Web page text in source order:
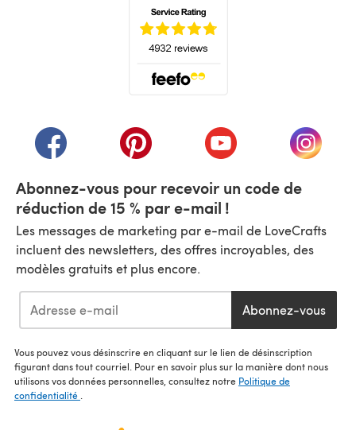
(s'ouvre dans un nouvel onglet)
(s'ouvre dans un nouvel onglet)
(s'ouvre dans un(s'ouvre
Abonnez-vous pour recevoir un code de
réduction de 15 % par e-mail !
Les messages de marketing par e-mail de LoveCrafts
incluent des newsletters, des offres incroyables, des
modèles gratuits et plus encore.
Abonnez-vous
Vous pouvez vous désinscrire en cliquant sur le lien de désinscription
figurant dans tout courriel. Pour en savoir plus sur la manière dont nous
utilisons vos données personnelles, consultez notre Politique de
confidentialité